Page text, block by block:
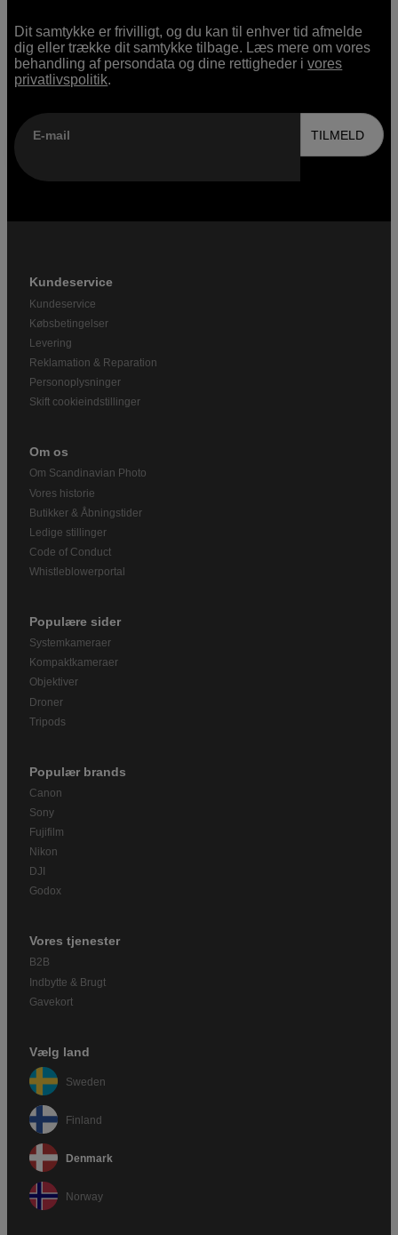
Dit samtykke er frivilligt, og du kan til enhver tid afmelde
dig eller trække dit samtykke tilbage. Læs mere om vores
behandling af persondata og dine rettigheder ivores
privatlivspolitik.
E-mail TILMELD
Kundeservice
Kundeservice
Købsbetingelser
Levering
Reklamation & Reparation
Personoplysninger
Skift cookieindstillinger
Om os
Om Scandinavian Photo
Vores historie
Butikker & Åbningstider
Ledige stillinger
Code of Conduct
Whistleblowerportal
Populære sider
Systemkameraer
Kompaktkameraer
Objektiver
Droner
Tripods
Populær brands
Canon
Sony
Fujifilm
Nikon
DJI
Godox
Vores tjenester
B2B
Indbytte & Brugt
Gavekort
Vælg land
Sweden
Finland
Denmark
Norway